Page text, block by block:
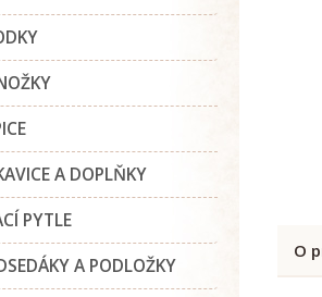
A DOPLŇKY
PYTLE
A PODLOŽKY
O